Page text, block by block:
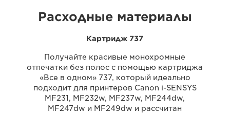
Расходные материалы
Картридж 737
Получайте красивые монохромные
отпечатки без полос с помощью картриджа
«Все в одном» 737, который идеально
подходит для принтеров Canon i-SENSYS
MF231, MF232w, MF237w, MF244dw,
MF247dw и MF249dw и рассчитан